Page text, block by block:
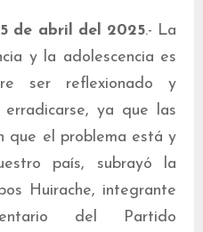
de abril del 2025.- La
y la adolescencia es
ser reflexionado y
ya que las
que el problema está y
país, subrayó la
Huirache, integrante
del Partido